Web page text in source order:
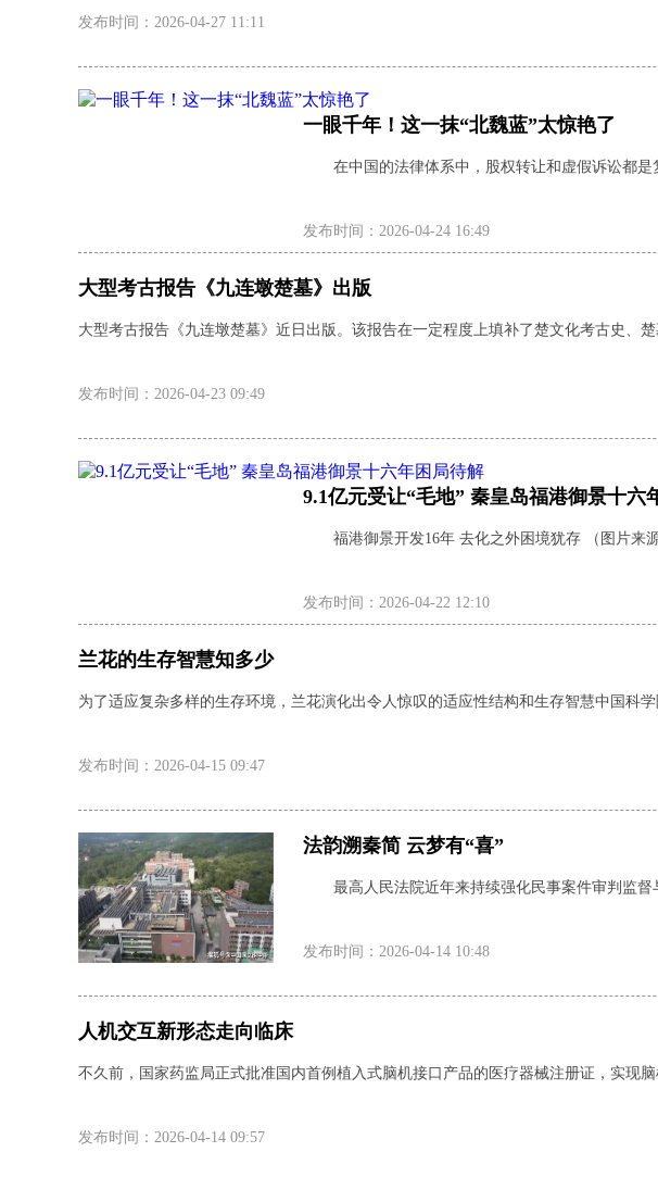
发布时间：2026-04-27 11:11
一眼千年！这一抹“北魏蓝”太惊艳了
在中国的法律体系中，股权转让和虚假诉讼都是
发布时间：2026-04-24 16:49
大型考古报告《九连墩楚墓》出版
大型考古报告《九连墩楚墓》近日出版。该报告在一定程度上填补了楚文化考古史、
发布时间：2026-04-23 09:49
9.1亿元受让“毛地” 秦皇岛福港御景十六
福港御景开发16年 去化之外困境犹存 （图片
发布时间：2026-04-22 12:10
兰花的生存智慧知多少
为了适应复杂多样的生存环境，兰花演化出令人惊叹的适应性结构和生存智慧中国科
发布时间：2026-04-15 09:47
法韵溯秦简 云梦有“喜”
最高人民法院近年来持续强化民事案件审判监督
发布时间：2026-04-14 10:48
人机交互新形态走向临床
不久前，国家药监局正式批准国内首例植入式脑机接口产品的医疗器械注册证，实现
发布时间：2026-04-14 09:57